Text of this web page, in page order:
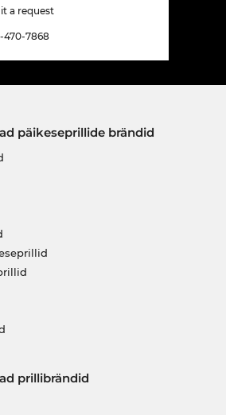
a request
470-7868
päikeseprillide brändid
prillibrändid